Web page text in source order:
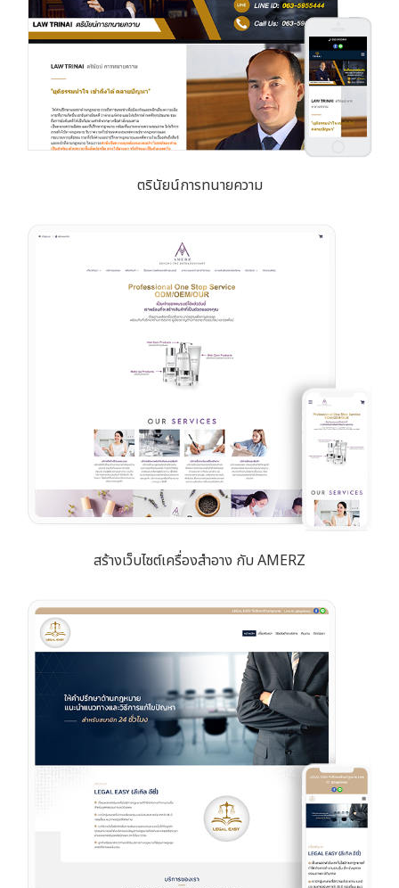
ตรินัยน์การทนายความ
สร้างเว็บไซต์เครื่องสำอาง กับ AMERZ